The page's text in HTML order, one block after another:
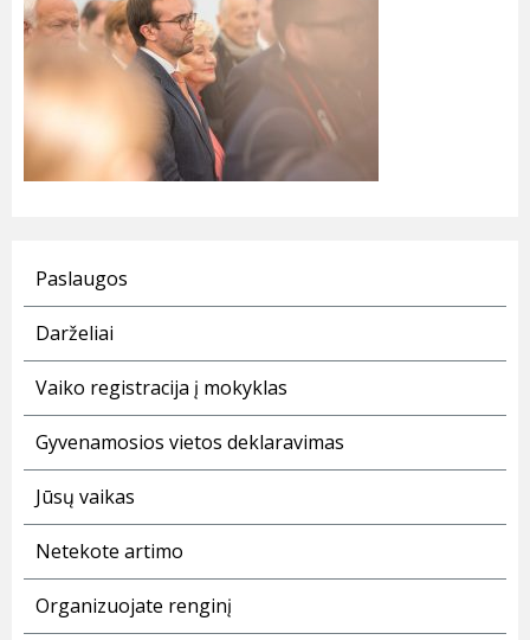
Paslaugos
Darželiai
Vaiko registracija į mokyklas
Gyvenamosios vietos deklaravimas
Jūsų vaikas
Netekote artimo
Organizuojate renginį